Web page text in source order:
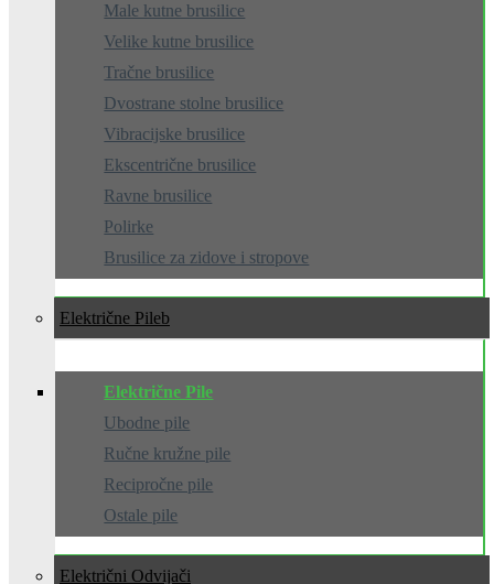
Male kutne brusilice
Velike kutne brusilice
Tračne brusilice
Dvostrane stolne brusilice
Vibracijske brusilice
Ekscentrične brusilice
Ravne brusilice
Polirke
Brusilice za zidove i stropove
Električne Pile
Električne Pile
Ubodne pile
Ručne kružne pile
Recipročne pile
Ostale pile
Električni Odvijači